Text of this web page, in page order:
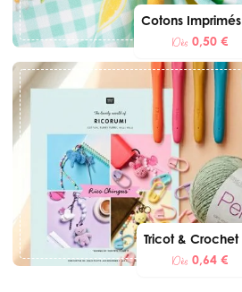
Cotons Imprimés
Dès 0,50 €
Tricot & Crochet
Dès 0,64 €